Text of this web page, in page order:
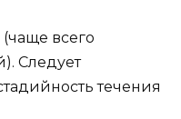
всего
Следует
течения